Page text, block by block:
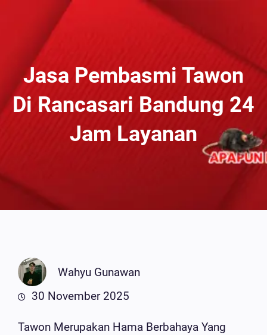
Jasa Pembasmi Tawon
Di Rancasari Bandung 24
Jam Layanan
Wahyu Gunawan
30 November 2025
Tawon Merupakan Hama Berbahaya Yang